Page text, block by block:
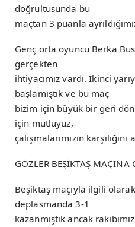
doğrultusunda bu
maçtan 3 puanla
Genç orta oyuncu Berka
gerçekten
ihtiyacımız vardı. İkinci
başlamıştık ve bu maç
bizim için büyük bir geri
için mutluyuz,
çalışmalarımızın
GÖZLER BEŞİKTAŞ MAÇINA
Beşiktaş maçıyla ilgili
deplasmanda 3-1
kazanmıştık ancak